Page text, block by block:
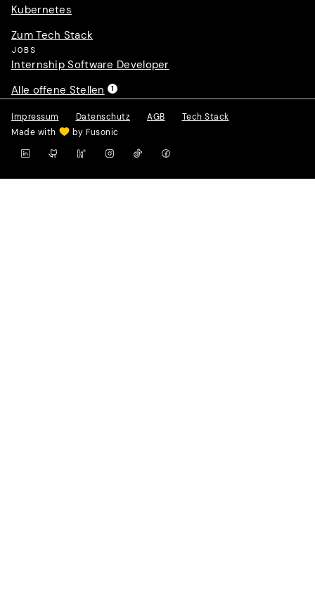
Kubernetes
Zum Tech Stack
JOBS
Internship Software Developer
Alle offene Stellen
1
Impressum Datenschutz AGB
Tech Stack
Made with
by Fusonic